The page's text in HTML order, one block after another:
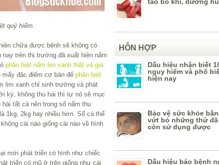
quý hiếm.
chữa được bệnh sẽ không có
nay trên thị trường đã xuất hiện nấm
phân biệt nấm lim xanh thật và giả
đặc điểm cơ bản để phân biệt
lim xanh chỉ sinh trưởng và phát
kỳ, không thu hái thì tự nó sẽ mục
tất cả nên trong số nấm thu
1kg, 2kg hay nhiều hơn. Số cá thể
cái nào giống cái nào về hình
mới phát triển có hình như chiếc
triển có mũ ở trên giống như cái
HỖN HỢP
Dấu hiệu nhận biết
nguy hiểm và phổ
hiện nay
Bảo vệ sức khỏe
vứt bỏ những thứ
còn sử dụng được
Dấu hiệu báo bệnh